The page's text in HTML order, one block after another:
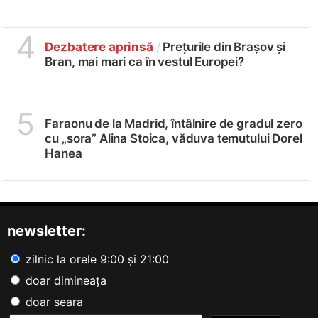
4 Dezbatere aprinsă /Prețurile din Brașov și
Bran, mai mari ca în vestul Europei?
5
Faraonu de la Madrid, întâlnire de gradul zero
cu „sora” Alina Stoica, văduva temutului Dorel
Hanea
newsletter:
zilnic la orele 9:00 și 21:00
doar dimineața
doar seara